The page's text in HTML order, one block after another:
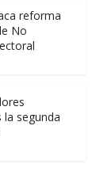
reforma
No
la segunda